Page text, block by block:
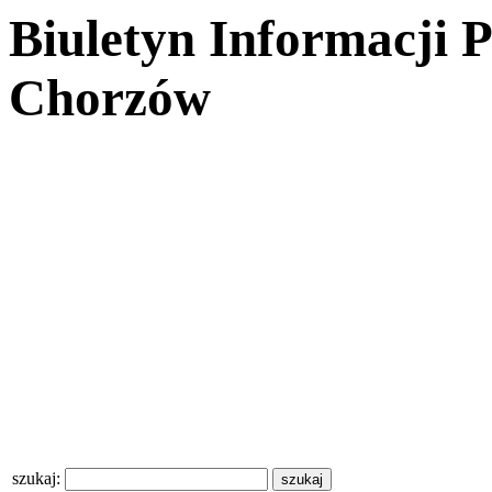
Biuletyn Informacji
Chorzów
szukaj: